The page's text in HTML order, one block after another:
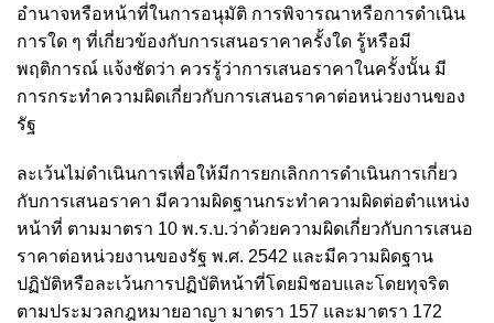
อำนาจหรือหน้าที่ในการอนุมัติ การพิจารณาหรือการดำเนิน
การใด ๆ ที่เกี่ยวข้องกับการเสนอราคาครั้งใด รู้หรือมี
พฤติการณ์ แจ้งชัดว่า ควรรู้ว่าการเสนอราคาในครั้งนั้น มี
การกระทำความผิดเกี่ยวกับการเสนอราคาต่อหน่วยงานของ
รัฐ
ละเว้นไม่ดำเนินการเพื่อให้มีการยกเลิกการดำเนินการเกี่ยว
กับการเสนอราคา มีความผิดฐานกระทำความผิดต่อตำแหน่ง
หน้าที่ ตามมาตรา 10 พ.ร.บ.ว่าด้วยความผิดเกี่ยวกับการเสนอ
ราคาต่อหน่วยงานของรัฐ พ.ศ. 2542 และมีความผิดฐาน
ปฏิบัติหรือละเว้นการปฏิบัติหน้าที่โดยมิชอบและโดยทุจริต
ตามประมวลกฎหมายอาญา มาตรา 157 และมาตรา 172